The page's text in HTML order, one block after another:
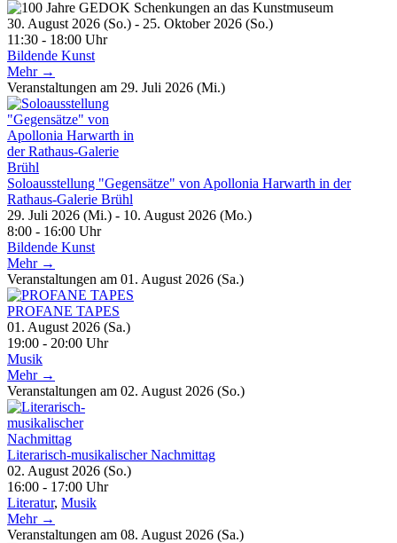
30. August 2026 (So.) - 25. Oktober 2026 (So.)
11:30 - 18:00 Uhr
Bildende Kunst
Mehr →
Veranstaltungen am 29. Juli 2026 (Mi.)
Soloausstellung "Gegensätze" von Apollonia Harwarth in der
Rathaus-Galerie Brühl
29. Juli 2026 (Mi.) - 10. August 2026 (Mo.)
8:00 - 16:00 Uhr
Bildende Kunst
Mehr →
Veranstaltungen am 01. August 2026 (Sa.)
PROFANE TAPES
01. August 2026 (Sa.)
19:00 - 20:00 Uhr
Musik
Mehr →
Veranstaltungen am 02. August 2026 (So.)
Literarisch-musikalischer Nachmittag
02. August 2026 (So.)
16:00 - 17:00 Uhr
Literatur, Musik
Mehr →
Veranstaltungen am 08. August 2026 (Sa.)